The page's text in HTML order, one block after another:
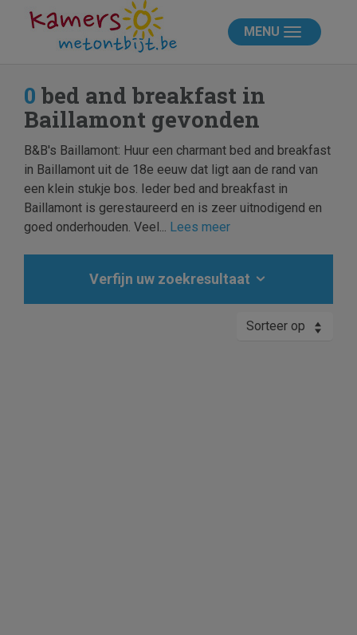
MENU
0 bed and breakfast in
Baillamont gevonden
B&B's Baillamont: Huur een charmant bed and breakfast
in Baillamont uit de 18e eeuw dat ligt aan de rand van
een klein stukje bos. Ieder bed and breakfast in
Baillamont is gerestaureerd en is zeer uitnodigend en
goed onderhouden. Veel... Lees meer
Verfijn uw zoekresultaat
Sorteer op